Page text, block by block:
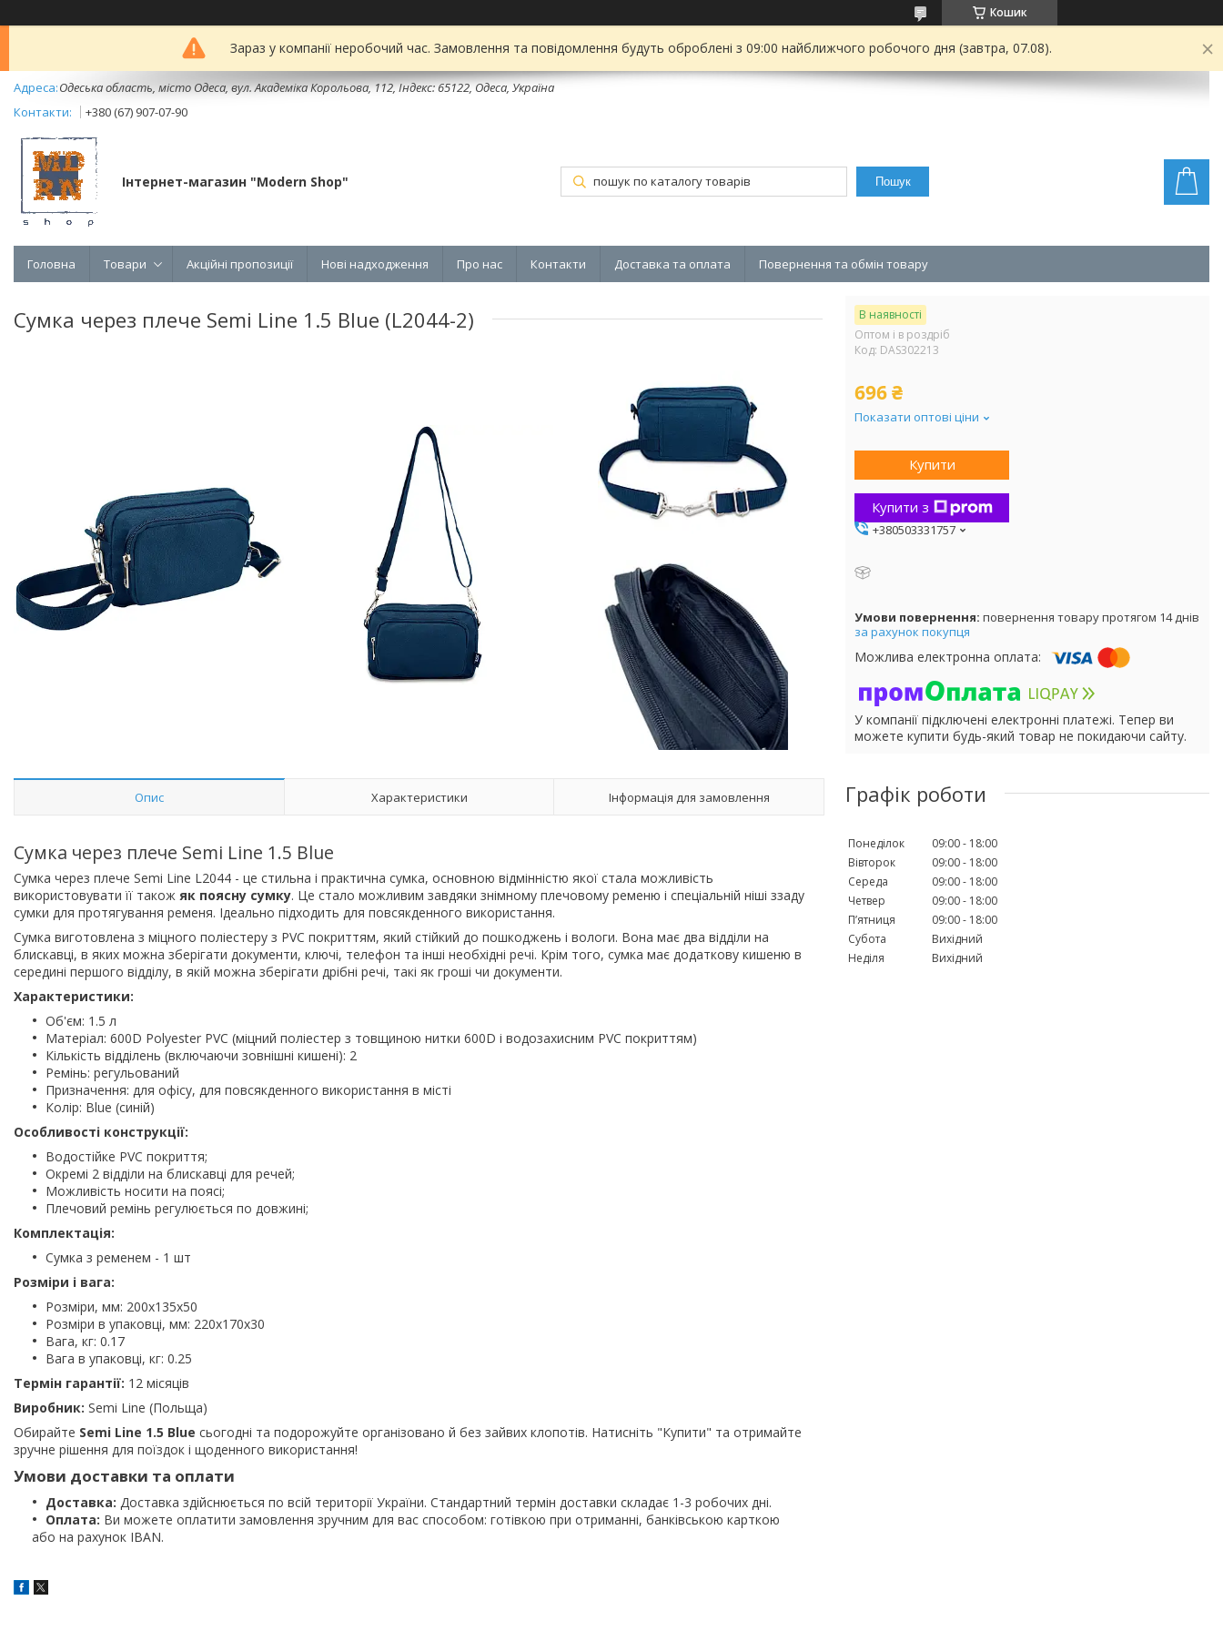
Кошик
Зараз у компанії неробочий час. Замовлення та повідомлення будуть оброблені з 09:00 найближчого робочого дня (завтра, 07.08).
Одеська область, місто Одеса, вул. Академіка Корольова, 112, Індекс: 65122, Одеса, Україна
+380 (67) 907-07-90
Інтернет-магазин "Modern Shop" Пошук
Головна Товари Акційні пропозиції Нові надходження Про нас Контакти Доставка та оплата Повернення та обмін товару
Сумка через плече Semi Line 1.5 Blue (L2044-2)
Опис Характеристики Інформація для замовлення
Сумка через плече Semi Line 1.5 Blue
Сумка через плече Semi Line L2044 - це стильна і практична сумка, основною відмінністю якої стала можливість
використовувати її також як поясну сумку. Це стало можливим завдяки знімному плечовому ременю і спеціальній ніші ззаду
сумки для протягування ременя. Ідеально підходить для повсякденного використання.
Сумка виготовлена з міцного поліестеру з PVC покриттям, який стійкий до пошкоджень і вологи. Вона має два відділи на
блискавці, в яких можна зберігати документи, ключі, телефон та інші необхідні речі. Крім того, сумка має додаткову кишеню в
середині першого відділу, в якій можна зберігати дрібні речі, такі як гроші чи документи.
Характеристики:
Об'єм: 1.5 л
Матеріал: 600D Polyester PVC (міцний поліестер з товщиною нитки 600D і водозахисним PVC покриттям)
Кількість відділень (включаючи зовнішні кишені): 2
Ремінь: регульований
Призначення: для офісу, для повсякденного використання в місті
Колір: Blue (синій)
Особливості конструкції:
Водостійке PVC покриття;
Окремі 2 відділи на блискавці для речей;
Можливість носити на поясі;
Плечовий ремінь регулюється по довжині;
Комплектація:
Сумка з ременем - 1 шт
Розміри і вага:
Розміри, мм: 200х135х50
Розміри в упаковці, мм: 220х170х30
Вага, кг: 0.17
Вага в упаковці, кг: 0.25
Термін гарантії: 12 місяців
Виробник: Semi Line (Польща)
Обирайте Semi Line 1.5 Blue сьогодні та подорожуйте організовано й без зайвих клопотів. Натисніть "Купити" та отримайте
зручне рішення для поїздок і щоденного використання!
Умови доставки та оплати
Доставка: Доставка здійснюється по всій території України. Стандартний термін доставки складає 1-3 робочих дні.
Оплата: Ви можете оплатити замовлення зручним для вас способом: готівкою при отриманні, банківською карткою
або на рахунок IBAN.
В наявності
Оптом і в роздріб
Код: DAS302213
696 ₴
Показати оптові ціни
Купити
Купити з
+380503331757
повернення товару протягом 14 днів
за рахунок покупця
У компанії підключені електронні платежі. Тепер ви
можете купити будь-який товар не покидаючи сайту.
Графік роботи
Понеділок 09:00
18:00
Вівторок
09:00
18:00
Середа
09:00
18:00
Четвер
09:00
18:00
Пʼятниця
09:00
18:00
Субота
Вихідний
Неділя
Вихідний